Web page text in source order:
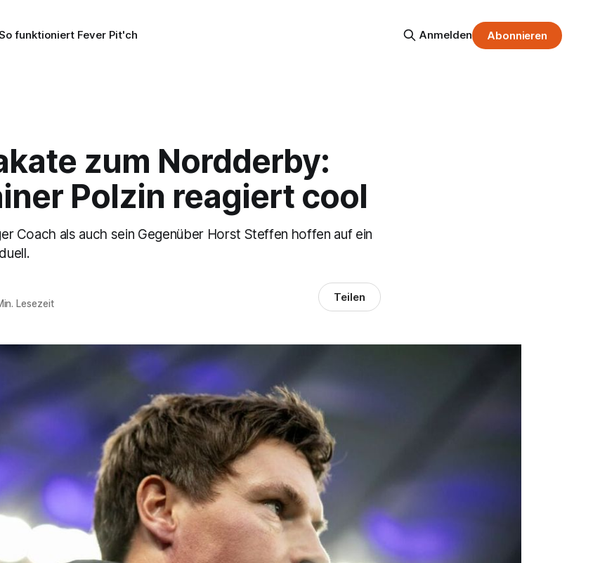
funktioniert Fever Pit'ch Anmelden Abonnieren
zum Nordderby:
Polzin reagiert cool
Coach als auch sein Gegenüber Horst Steffen hoffen auf ein
Lesezeit Teilen